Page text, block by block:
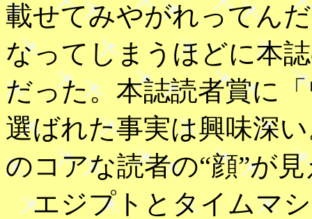
載せてみやがれってん
なってしまうほどに本
だった。本誌読者賞に
選ばれた事実は興味深
のコアな読者の“顔”が
エジプトとタイムマ